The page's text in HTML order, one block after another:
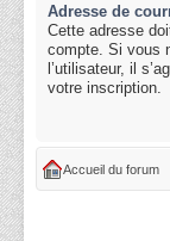
Adresse de
Cette adresse
compte. Si vous
l’utilisateur, il
votre inscription.
Accueil du forum